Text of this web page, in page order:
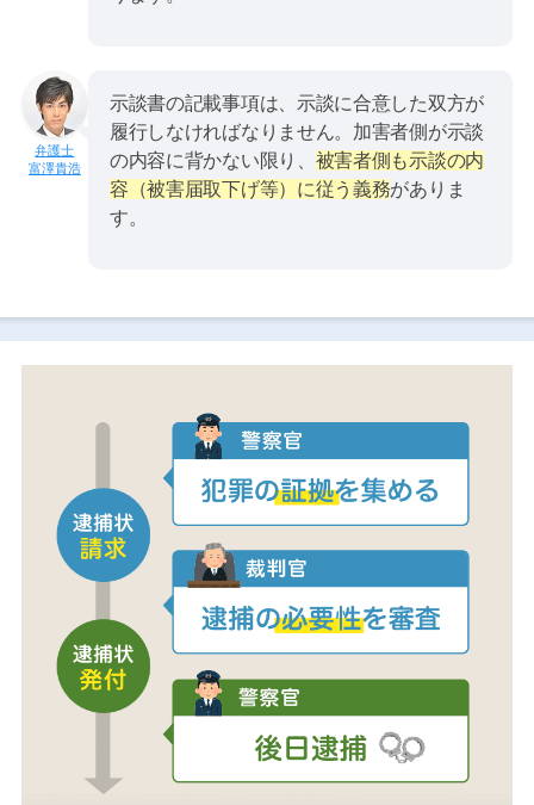
富澤貴浩
示談書の記載事項は、示談に合意した双方が
履行しなければなりません。加害者側が示談
の内容に背かない限り、 被害者側も示談の内
容（被害届取下げ等）に従う義務がありま
す。